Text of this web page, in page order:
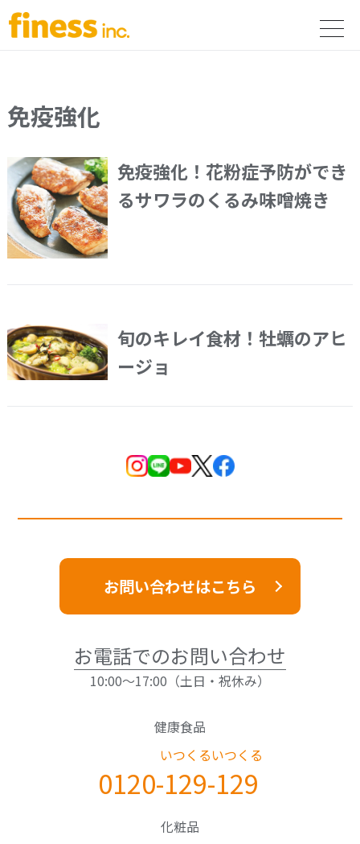
免疫強化
免疫強化！花粉症予防ができ
るサワラのくるみ味噌焼き
旬のキレイ食材！牡蠣のアヒ
ージョ
お問い合わせはこちら
お電話でのお問い合わせ
10:00～17:00（土日・祝休み）
健康食品
0120-129
いつくる
-129
いつくる
化粧品